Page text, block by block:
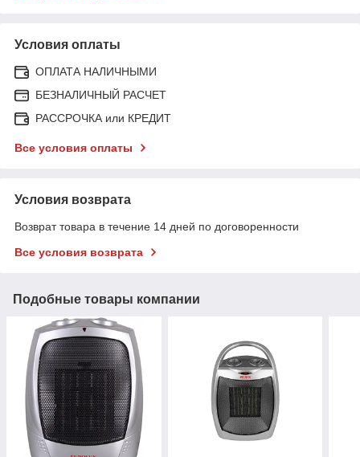
Условия оплаты
ОПЛАТА НАЛИЧНЫМИ
БЕЗНАЛИЧНЫЙ РАСЧЕТ
РАССРОЧКА или КРЕДИТ
Все условия оплаты
Условия возврата
Возврат товара в течение 14 дней по договоренности
Все условия возврата
Подобные товары компании